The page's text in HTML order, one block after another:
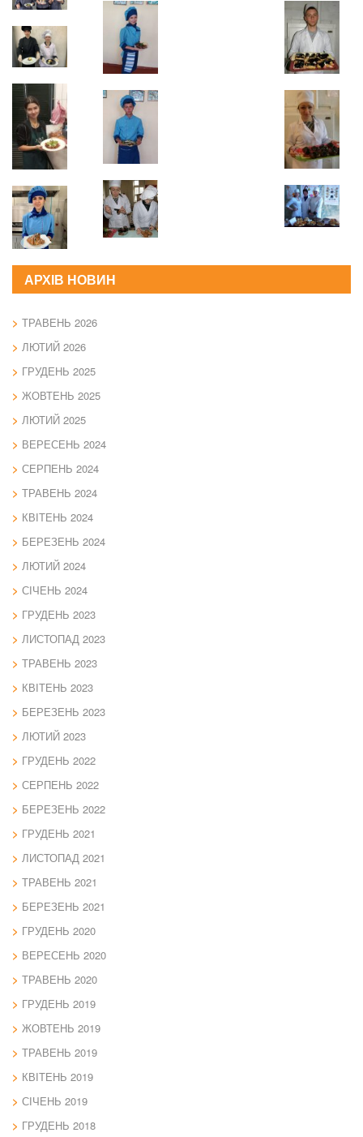
АРХІВ НОВИН
ТРАВЕНЬ 2026
ЛЮТИЙ 2026
ГРУДЕНЬ 2025
ЖОВТЕНЬ 2025
ЛЮТИЙ 2025
ВЕРЕСЕНЬ 2024
СЕРПЕНЬ 2024
ТРАВЕНЬ 2024
КВІТЕНЬ 2024
БЕРЕЗЕНЬ 2024
ЛЮТИЙ 2024
СІЧЕНЬ 2024
ГРУДЕНЬ 2023
ЛИСТОПАД 2023
ТРАВЕНЬ 2023
КВІТЕНЬ 2023
БЕРЕЗЕНЬ 2023
ЛЮТИЙ 2023
ГРУДЕНЬ 2022
СЕРПЕНЬ 2022
БЕРЕЗЕНЬ 2022
ГРУДЕНЬ 2021
ЛИСТОПАД 2021
ТРАВЕНЬ 2021
БЕРЕЗЕНЬ 2021
ГРУДЕНЬ 2020
ВЕРЕСЕНЬ 2020
ТРАВЕНЬ 2020
ГРУДЕНЬ 2019
ЖОВТЕНЬ 2019
ТРАВЕНЬ 2019
КВІТЕНЬ 2019
СІЧЕНЬ 2019
ГРУДЕНЬ 2018